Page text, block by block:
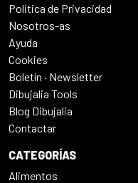
Politica de Privacidad
Nosotros-as
Ayuda
Cookies
Boletín · Newsletter
Dibujalia Tools
Blog Dibujalia
Contactar
CATEGORÍAS
Alimentos